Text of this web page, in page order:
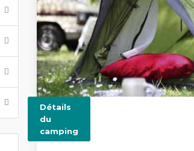
Détails
du
camping